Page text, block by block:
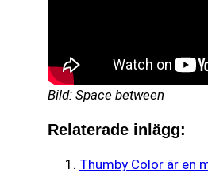
Bild: Space between
Relaterade inlägg:
Thumby Color är en